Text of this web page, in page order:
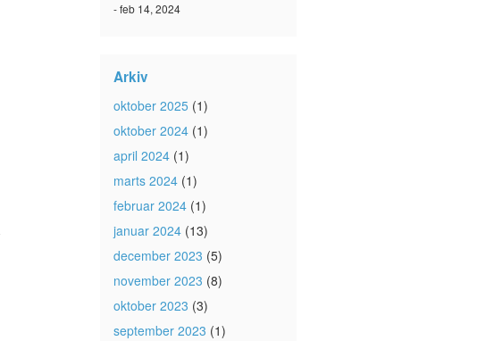
- feb 14, 2024
Arkiv
oktober 2025 (1)
oktober 2024 (1)
april 2024 (1)
marts 2024 (1)
februar 2024 (1)
januar 2024 (13)
december 2023 (5)
november 2023 (8)
oktober 2023 (3)
september 2023 (1)